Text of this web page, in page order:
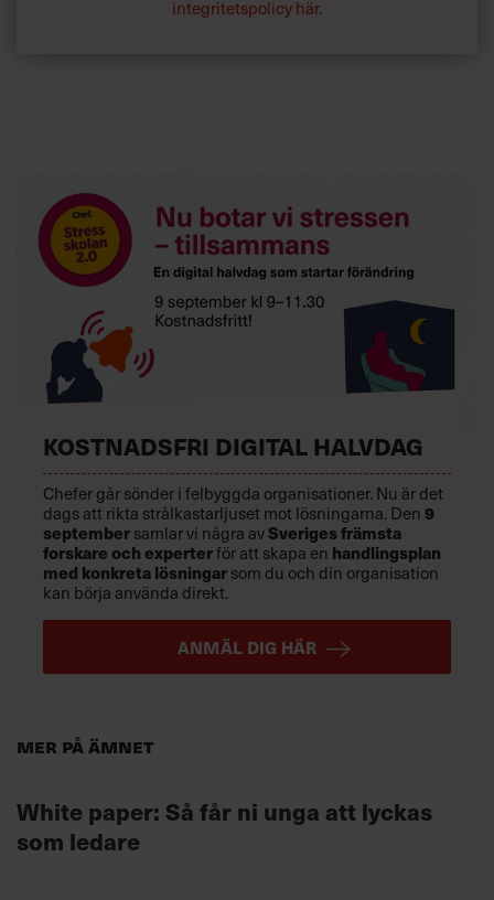
integritetspolicy här.
Mer på ämnet
White paper: Så får ni unga att lyckas
som ledare
KOSTNADSFRI DIGITAL HALVDAG
Chefer går sönder i felbyggda organisationer. Nu är det
dags att rikta strålkastarljuset mot lösningarna. Den9
septembersamlar vi några avSveriges främsta
forskare och experterför att skapa en handlingsplan
med konkreta lösningarsom du och din organisation
kan börja använda direkt.
ANMÄL DIG HÄR